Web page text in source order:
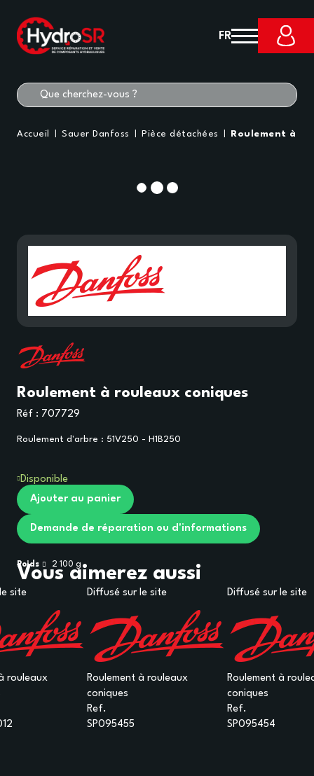
FR
Accueil Sauer Danfoss Pièce détachées Roulement à
Roulement à rouleaux coniques
Réf : 707729
Poids 2 100 g
Roulement d'arbre : 51V250 - H1B250
Disponible
Ajouter au panier
Demande de réparation ou d'informations
Vous aimerez aussi
site
rouleaux
Diffusé sur le site
Roulement à rouleaux
coniques
Ref.
SP095455
Diffusé sur le site
Roulement à
coniques
Ref.
SP095454